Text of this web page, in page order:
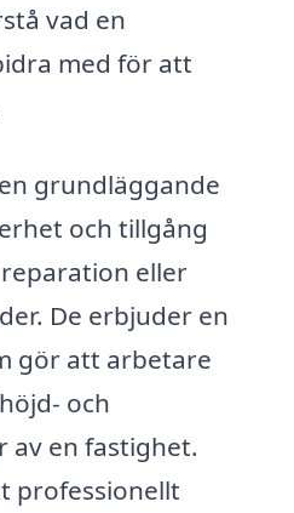
vad en
med för att
grundläggande
och tillgång
eller
De erbjuder en
gör att arbetare
och
av en fastighet.
professionellt